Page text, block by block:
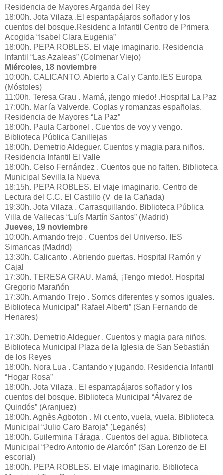
Residencia de Mayores Arganda del Rey
18:00h. Jota Vilaza .El espantapájaros soñador y los
cuentos del bosque.Residencia Infantil Centro de Primera
Acogida “Isabel Clara Eugenia”
18:00h. PEPA ROBLES. El viaje imaginario. Residencia
Infantil “Las Azaleas” (Colmenar Viejo)
Miércoles, 18 noviembre
10:00h. CALICANTO. Abierto a Cal y Canto.IES Europa
(Móstoles)
11:00h. Teresa Grau . Mamá, ¡tengo miedo! .Hospital La Paz
17:00h. Mar ía Valverde. Coplas y romanzas españolas.
Residencia de Mayores “La Paz”
18:00h. Paula Carbonel . Cuentos de voy y vengo.
Biblioteca Pública Canillejas
18:00h. Demetrio Aldeguer. Cuentos y magia para niños.
Residencia Infantil El Valle
18:00h. Celso Fernández . Cuentos que no falten. Biblioteca
Municipal Sevilla la Nueva
18:15h. PEPA ROBLES. El viaje imaginario. Centro de
Lectura del C.C. El Castillo (V. de la Cañada)
19:30h. Jota Vilaza . Carrasquillando. Biblioteca Pública
Villa de Vallecas “Luís Martín Santos” (Madrid)
Jueves, 19 noviembre
10:00h. Armando trejo . Cuentos del Universo. IES
Simancas (Madrid)
13:30h. Calicanto . Abriendo puertas. Hospital Ramón y
Cajal
17:30h. TERESA GRAU. Mamá, ¡Tengo miedo!. Hospital
Gregorio Marañón
17:30h. Armando Trejo . Somos diferentes y somos iguales.
Biblioteca Municipal” Rafael Alberti” (San Fernando de
Henares)
17:30h. Demetrio Aldeguer . Cuentos y magia para niños.
Biblioteca Municipal Plaza de la Iglesia de San Sebastián
de los Reyes
18:00h. Nora Lua . Cantando y jugando. Residencia Infantil
“Hogar Rosa”
18:00h. Jota Vilaza . El espantapájaros soñador y los
cuentos del bosque. Biblioteca Municipal “Álvarez de
Quindós” (Aranjuez)
18:00h. Agnès Agboton . Mi cuento, vuela, vuela. Biblioteca
Municipal “Julio Caro Baroja” (Leganés)
18:00h. Guilermina Táraga . Cuentos del agua. Biblioteca
Municipal “Pedro Antonio de Alarcón” (San Lorenzo de El
escorial)
18:00h. PEPA ROBLES. El viaje imaginario. Biblioteca